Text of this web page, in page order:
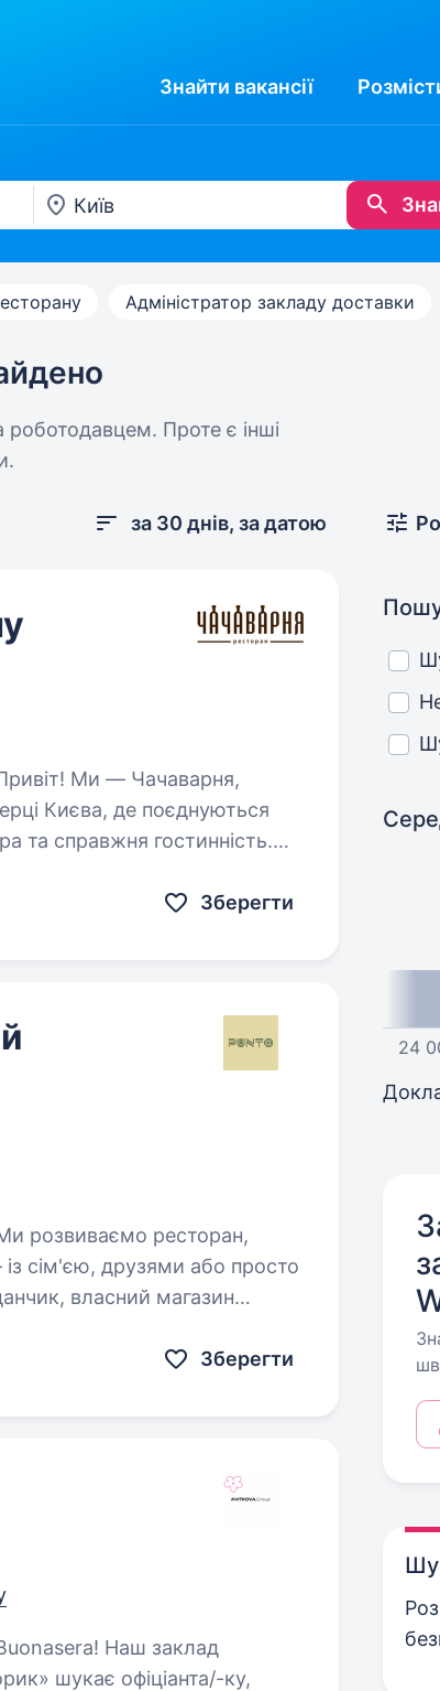
Знайти вакансії
Адміністратор закладу доставки
роботодавцем. Проте є інші
за 30 днів, за датою
Києва, де поєднуються
та справжня гостинність.
Зберегти
сім'єю, друзями або просто
власний магазин
Зберегти
шукає офіціанта/-ку,
24